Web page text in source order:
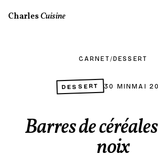
CharlesCuisine
CARNET/ DESSERT
DESSERT 30 MINMAI
Barres de
noix